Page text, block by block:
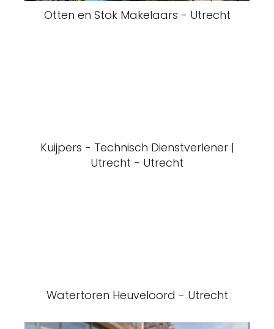
Otten en Stok Makelaars - Utrecht
Kuijpers - Technisch Dienstverlener |
Utrecht - Utrecht
Watertoren Heuveloord - Utrecht